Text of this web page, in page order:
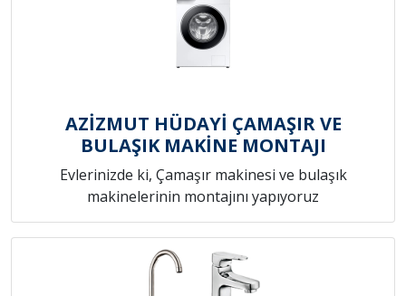
AZİZMUT HÜDAYİ ÇAMAŞIR VE
BULAŞIK MAKİNE MONTAJI
Evlerinizde ki, Çamaşır makinesi ve bulaşık
makinelerinin montajını yapıyoruz